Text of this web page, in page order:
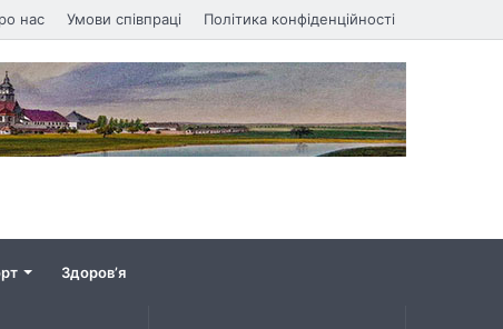
нас Умови співпраці Політика конфіденційності
Здоров’я